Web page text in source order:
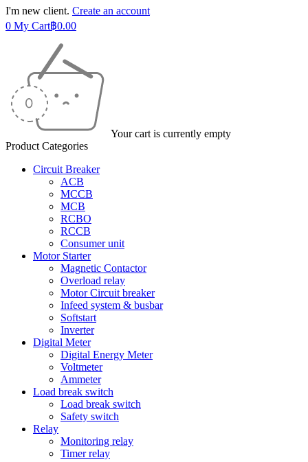
I'm new client. Create an account
0 My Cart฿0.00
Your cart is currently empty
Product Categories
Circuit Breaker
ACB
MCCB
MCB
RCBO
RCCB
Consumer unit
Motor Starter
Magnetic Contactor
Overload relay
Motor Circuit breaker
Infeed system & busbar
Softstart
Inverter
Digital Meter
Digital Energy Meter
Voltmeter
Ammeter
Load break switch
Load break switch
Safety switch
Relay
Monitoring relay
Timer relay